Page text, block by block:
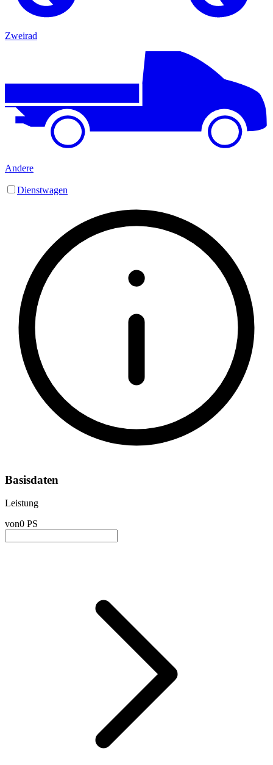
Zweirad
Andere
Dienstwagen
Basisdaten
Leistung
von0 PS